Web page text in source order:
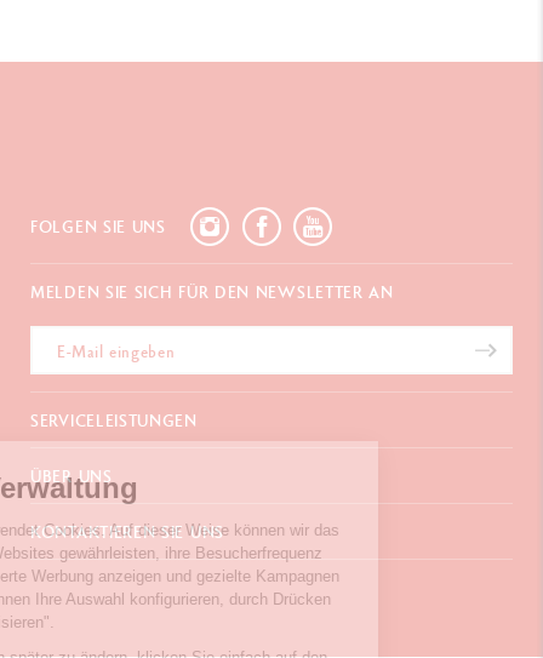
Cookies-Verwaltung
Unser Website verwendet Cookies. Auf dieser Weise können wir das
Funktionieren des Websites gewährleisten, ihre Besucherfrequenz
messen, personalisierte Werbung anzeigen und gezielte Kampagnen
durchführen. Sie können Ihre Auswahl konfigurieren, durch Drücken
der Taste "Personalisieren".
FOLGEN SIE UNS
MELDEN SIE SICH FÜR DEN NEWSLETTER AN
SERVICELEISTUNGEN
E-Geschenkgutschein
Zahlungen
Retouren
Geschenkverpackung
Werbegeschenke
Garantieverlängerung
ÜBER UNS
Häufig gestellte Fragen
La Maison
Verkaufsstellen
Inspiration
Karriere
KONTAKTIEREN SIE UNS
Chemin du Foron 19
Po Box 332
CH-1226 Thônex-Genf
Schweiz